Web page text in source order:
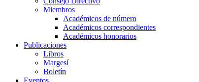
Miembros
Académicos de número
Académicos correspondientes
Académicos honorarios
Publicaciones
Libros
Margesí
Boletín
Eventos